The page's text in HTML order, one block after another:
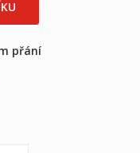
přání
výrobky uložit do